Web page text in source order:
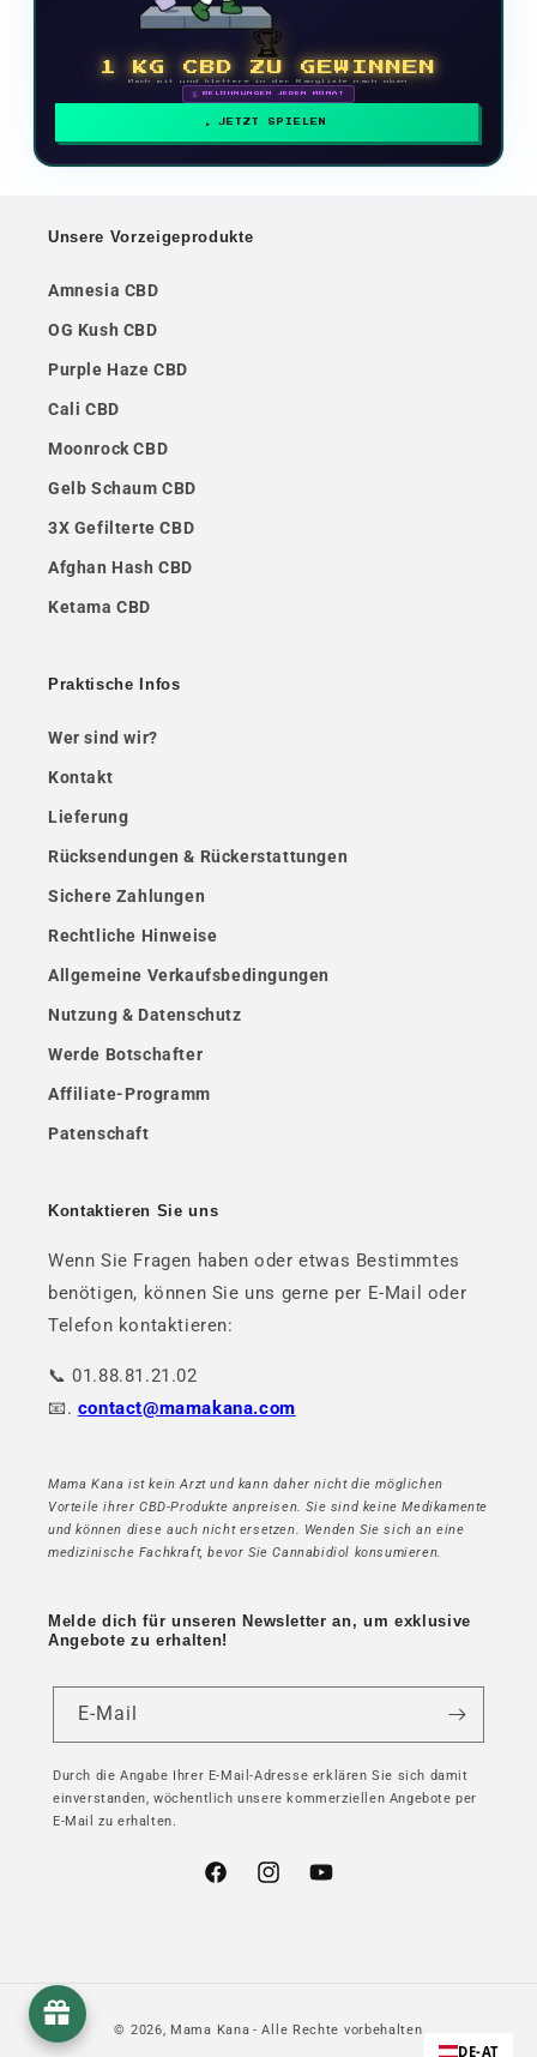
🏆
1 KG CBD ZU GEWINNEN
Mach mit und klettere in der Rangliste nach oben
🗓 BELOHNUNGEN JEDEN MONAT
JETZT SPIELEN
Unsere Vorzeigeprodukte
Amnesia CBD
OG Kush CBD
Purple Haze CBD
Cali CBD
Moonrock CBD
Gelb Schaum CBD
3X Gefilterte CBD
Afghan Hash CBD
Ketama CBD
Praktische Infos
Wer sind wir?
Kontakt
Lieferung
Rücksendungen & Rückerstattungen
Sichere Zahlungen
Rechtliche Hinweise
Allgemeine Verkaufsbedingungen
Nutzung & Datenschutz
Werde Botschafter
Affiliate-Programm
Patenschaft
Kontaktieren Sie uns
Wenn Sie Fragen haben oder etwas Bestimmtes
benötigen, können Sie uns gerne per E-Mail oder
Telefon kontaktieren:
📞 01.88.81.21.02
📧. contact@mamakana.com
Mama Kana ist kein Arzt und kann daher nicht die möglichen
Vorteile ihrer CBD-Produkte anpreisen. Sie sind keine Medikamente
und können diese auch nicht ersetzen. Wenden Sie sich an eine
medizinische Fachkraft, bevor Sie Cannabidiol konsumieren.
Melde dich für unseren Newsletter an, um exklusive
Angebote zu erhalten!
E-Mail
Durch die Angabe Ihrer E-Mail-Adresse erklären Sie sich damit
einverstanden, wöchentlich unsere kommerziellen Angebote per
E-Mail zu erhalten.
FacebookInstagramYouTube
© 2026, Mama Kana - Alle Rechte vorbehalten
DE-AT